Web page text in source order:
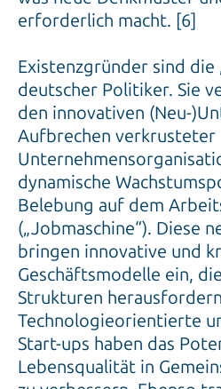
Existenzgründer sind die
deutscher Politiker. Sie
den innovativen (Neu-
Aufbrechen verkrusteter
dynamische
Belebung auf dem
(„Jobmaschine“). Diese
bringen innovative und
Geschäftsmodelle ein,
Strukturen herausfordern
Technologieorientierte
Start-ups haben das
Lebensqualität in
zu verbessern. Ebenso
Sozialunternehmen, die